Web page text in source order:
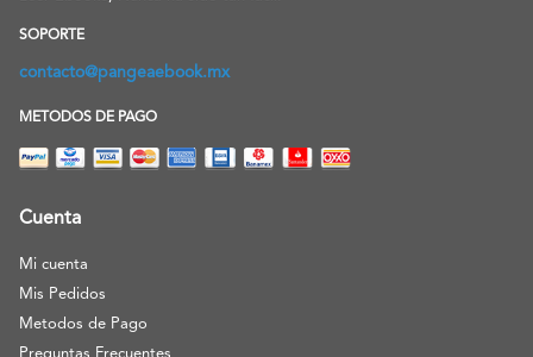
SOPORTE
contacto@pangeaebook.mx
METODOS DE PAGO
Cuenta
Mi cuenta
Mis Pedidos
Metodos de Pago